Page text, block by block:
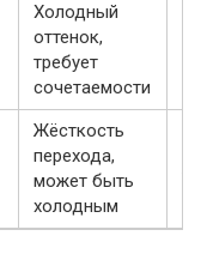
Холодный
оттенок,
требует
сочетаемости
Жёсткость
перехода,
может быть
холодным